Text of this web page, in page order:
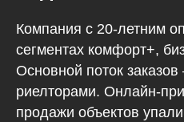
Компания с 20-летним
сегментах комфорт+,
Основной поток
риелторами. Онлайн-
продажи объектов